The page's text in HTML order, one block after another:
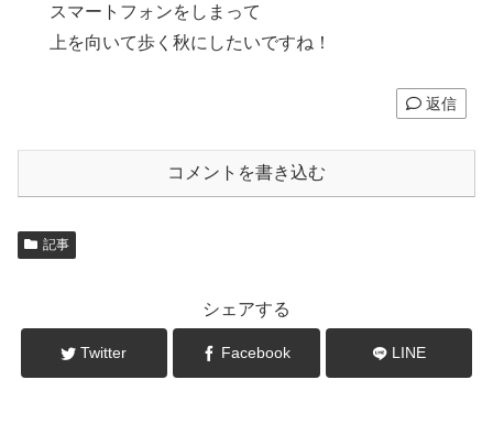
スマートフォンをしまって
上を向いて歩く秋にしたいですね！
返信
コメントを書き込む
記事
シェアする
Twitter Facebook LINE